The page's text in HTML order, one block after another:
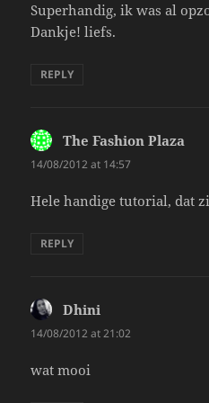
Superhandig, ik was al
Dankje! liefs.
REPLY
The Fashion Plaza
14/08/2012 at 14:57
Hele handige tutorial, dat
REPLY
Dhini
14/08/2012 at 21:02
wat mooi